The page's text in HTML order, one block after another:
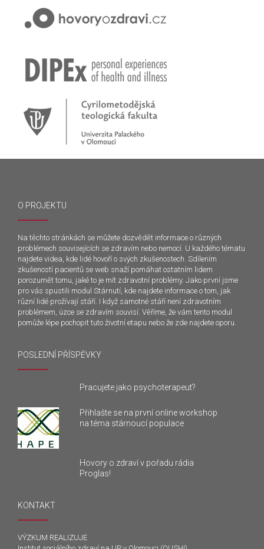
O PROJEKTU
Na těchto stránkách se můžete dozvědět informace o různých
problémech souvisejících se zdravím nebo nemocí. U každého tématu
najdete videa, kde lidé hovoří o svých zkušenostech. Sdílením
zkušeností pacientů se web snaží pomáhat ostatním lidem
porozumět tomu, jaké to je mít zdravotní problémy. Jako první jsme
pro vás spustili modul Stárnutí, kde najdete informace o tom, jak
různí lidé prožívají stáří. I když samotné stáří není zdravotním
problémem, úzce se zdravím souvisí. Věříme, že vám tento modul
pomůže lépe pochopit tuto životní etapu nebo že zde najdete oporu.
POSLEDNÍ PŘÍSPĚVKY
Pracujete jako psychoterapeut?
Přihlašte se na první online workshop
na téma stárnoucí populace
Hovory o zdraví v pořadu rádia
Proglas!
KONTAKT
VÝZKUM REALIZUJE